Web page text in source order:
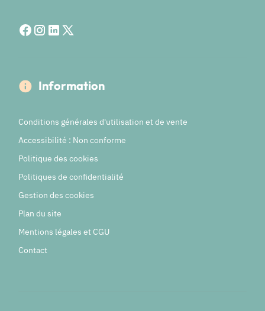
Information
Conditions générales d'utilisation et de vente
Accessibilité : Non conforme
Politique des cookies
Politiques de confidentialité
Gestion des cookies
Plan du site
Mentions légales et CGU
Contact